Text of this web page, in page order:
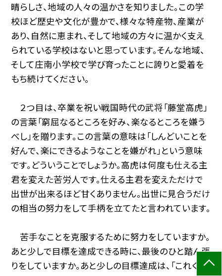
晴らしさ、地域の人々の温かさを知りました。この学
校ほど歴史や文化が豊かで、様々な特産物、産業が
あり、自然に恵まれ、そして地域の方々に温かく支え
られている学校はないと思っています。そんな地域、
そして庄南小学校で学び育ったことに誇りと愛着を
もち続けてください。
２つ目は、卒業を祝い戦国時代の武将「藤堂高虎」
の言葉「窮屈なるところを好み、楽なるところを嫌う
べし」を贈ります。この言葉の意味は「しんどいことを
好んで、楽にできるようなことを嫌がれ」という意味
です。どういうことでしょうか。高虎は何度も仕える主
君を変えた苦労人です。仕える主君を変えただけで
出世が出来るほど甘くありません。出世に見合うだけ
の相当の努力をして手柄を立てたと言われています。
苦手なことを克服するために努力をしていますか。
あと少しで目標を達成できる時に、最後のひと踏ん張
りをしていますか。あと少しの目標達成は、「これくら